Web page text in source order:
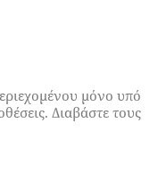
μόνο υπό
Διαβάστε τους